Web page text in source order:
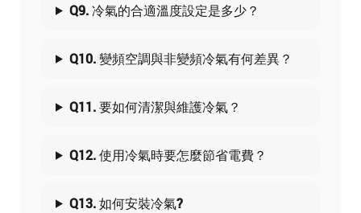
Q9. 冷氣的合適溫度設定是多少？
Q10. 變頻空調與非變頻冷氣有何差異？
Q11. 要如何清潔與維護冷氣？
Q12. 使用冷氣時要怎麼節省電費？
Q13. 如何安裝冷氣?